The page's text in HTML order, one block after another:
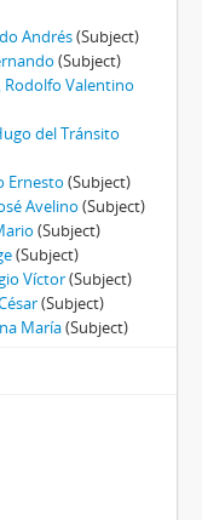
Andrés(Subject)
(Subject)
Rodolfo Valentino
del Tránsito
Ernesto (Subject)
Avelino (Subject)
(Subject)
(Subject)
Víctor(Subject)
(Subject)
María(Subject)